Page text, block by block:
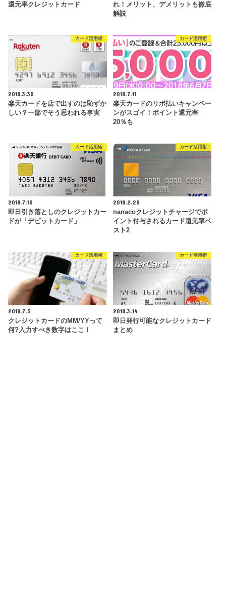
還元率クレジットカード
れ！メリット、デメリットも徹底
解説
カード活用術
2018.3.30
楽天カードを店で出すのは恥ずか
しい？一部でそう思われる事実
カード活用術
2018.7.11
楽天カードのリボ払いキャンペー
ンがスゴイ！ポイント還元率
20％も
カード活用術
2018.7.10
即日引き落としのクレジットカー
ドが「デビットカード」
カード活用術
2018.2.20
nanacoクレジットチャージでポ
イント付与されるカード還元率ベ
スト2
カード活用術
2018.7.5
クレジットカードのMM/YYって
何?入力すべき数字はここ！
カード活用術
2018.3.14
即日発行可能なクレジットカード
まとめ